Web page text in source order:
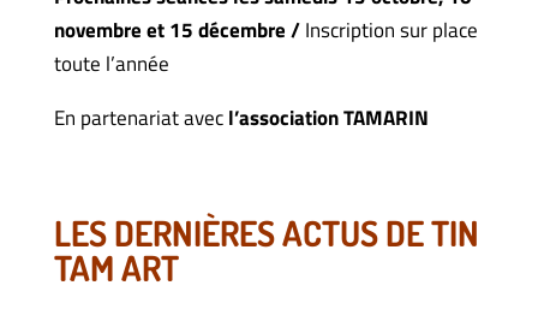
novembre et 15 décembre /Inscription sur place
toute l’année
En partenariat avecl’association TAMARIN
LES DERNIÈRES ACTUS DE TIN
TAM ART